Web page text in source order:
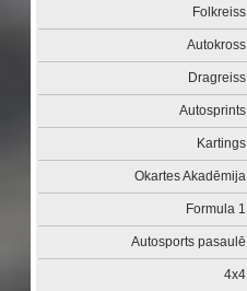
Folkreiss
Autokross
Dragreiss
Autosprints
Kartings
Okartes Akadēmija
Formula 1
Autosports pasaulē
4x4